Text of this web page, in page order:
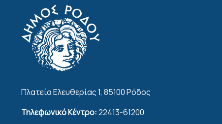
Πλατεία Ελευθερίας 1, 85100 Ρόδος
Τηλεφωνικό Κέντρο:22413-61200